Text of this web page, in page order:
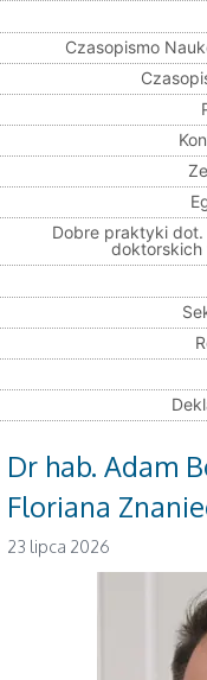
Czasopismo
Dobre praktyki
doktorskich
Dr hab. Adam
Floriana
23 lipca 2026